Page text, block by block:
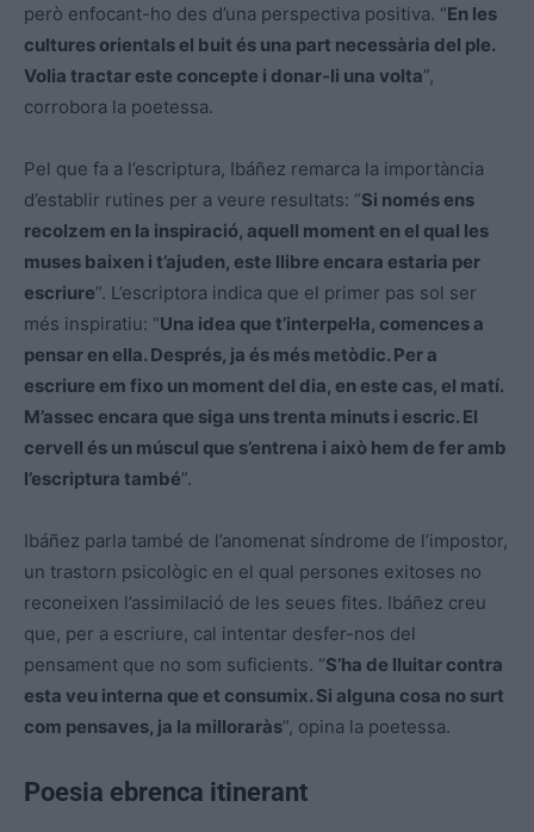
però enfocant-ho des d’una perspectiva positiva. “En les
cultures orientals el buit és una part necessària del ple.
Volia tractar este concepte i donar-li una volta”,
corrobora la poetessa.
Pel que fa a l’escriptura, Ibáñez remarca la importància
d’establir rutines per a veure resultats: “Si només ens
recolzem en la inspiració, aquell moment en el qual les
muses baixen i t’ajuden, este llibre encara estaria per
escriure”. L’escriptora indica que el primer pas sol ser
més inspiratiu: “Una idea que t’interpel·la, comences a
pensar en ella. Després, ja és més metòdic. Per a
escriure em fixo un moment del dia, en este cas, el matí.
M’assec encara que siga uns trenta minuts i escric. El
cervell és un múscul que s’entrena i això hem de fer amb
l’escriptura també”.
Ibáñez parla també de l’anomenat síndrome de l’impostor,
un trastorn psicològic en el qual persones exitoses no
reconeixen l’assimilació de les seues fites. Ibáñez creu
que, per a escriure, cal intentar desfer-nos del
pensament que no som suficients. “S’ha de lluitar contra
esta veu interna que et consumix. Si alguna cosa no surt
com pensaves, ja la milloraràs”, opina la poetessa.
Poesia ebrenca itinerant